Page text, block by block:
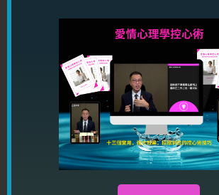
千呼萬喚
「高情商溝通
現已推出！
利用强大情商及一流溝通技巧
感染帶動任何人，讓你到處都
桃花，得貴人！